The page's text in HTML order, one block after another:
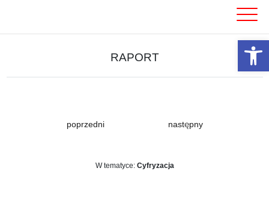
RAPORT
poprzedni następny
W tematyce: Cyfryzacja